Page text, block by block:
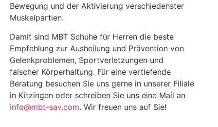
Bewegung und der Aktivierung verschiedenster
Muskelpartien.
Damit sind MBT Schuhe für Herren die beste
Empfehlung zur Ausheilung und Prävention von
Gelenkproblemen, Sportverletzungen und
falscher Körperhaltung. Für eine vertiefende
Beratung besuchen Sie uns gerne in unserer Filiale
in Kitzingen oder schreiben Sie uns eine Mail an
info@mbt-sav.com. Wir freuen uns auf Sie!